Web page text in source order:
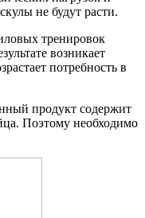
не будут расти.
тренировок
возникает
потребность в
продукт содержит
Поэтому необходимо